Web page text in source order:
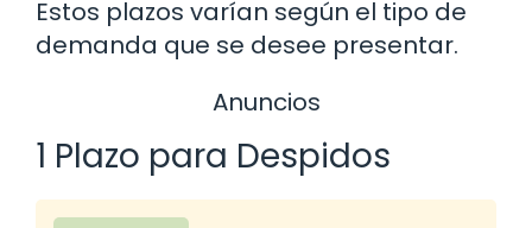
Estos plazos varían según el tipo de
demanda que se desee presentar.
Anuncios
1 Plazo para Despidos